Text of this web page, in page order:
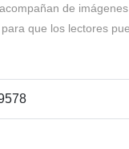
de
que los lectores